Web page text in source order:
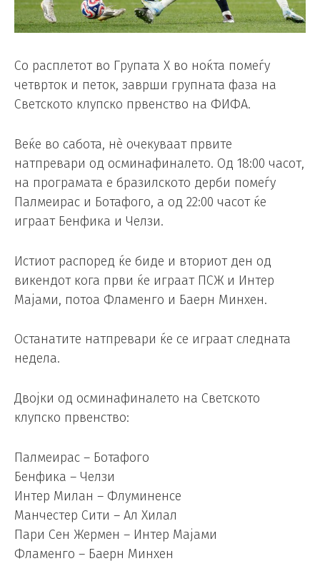
Со расплетот во Групата Х во ноќта помеѓу
четврток и петок, заврши групната фаза на
Светското клупско првенство на ФИФА.
Веќе во сабота, нè очекуваат првите
натпревари од осминафиналето. Од 18:00 часот,
на програмата е бразилското дерби помеѓу
Палмеирас и Ботафого, а од 22:00 часот ќе
играат Бенфика и Челзи.
Истиот распоред ќе биде и вториот ден од
викендот кога први ќе играат ПСЖ и Интер
Мајами, потоа Фламенго и Баерн Минхен.
Останатите натпревари ќе се играат следната
недела.
Двојки од осминафиналето на Светското
клупско првенство:
Палмеирас – Ботафого
Бенфика – Челзи
Интер Милан – Флуминенсе
Манчестер Сити – Ал Хилал
Пари Сен Жермен – Интер Мајами
Фламенго – Баерн Минхен